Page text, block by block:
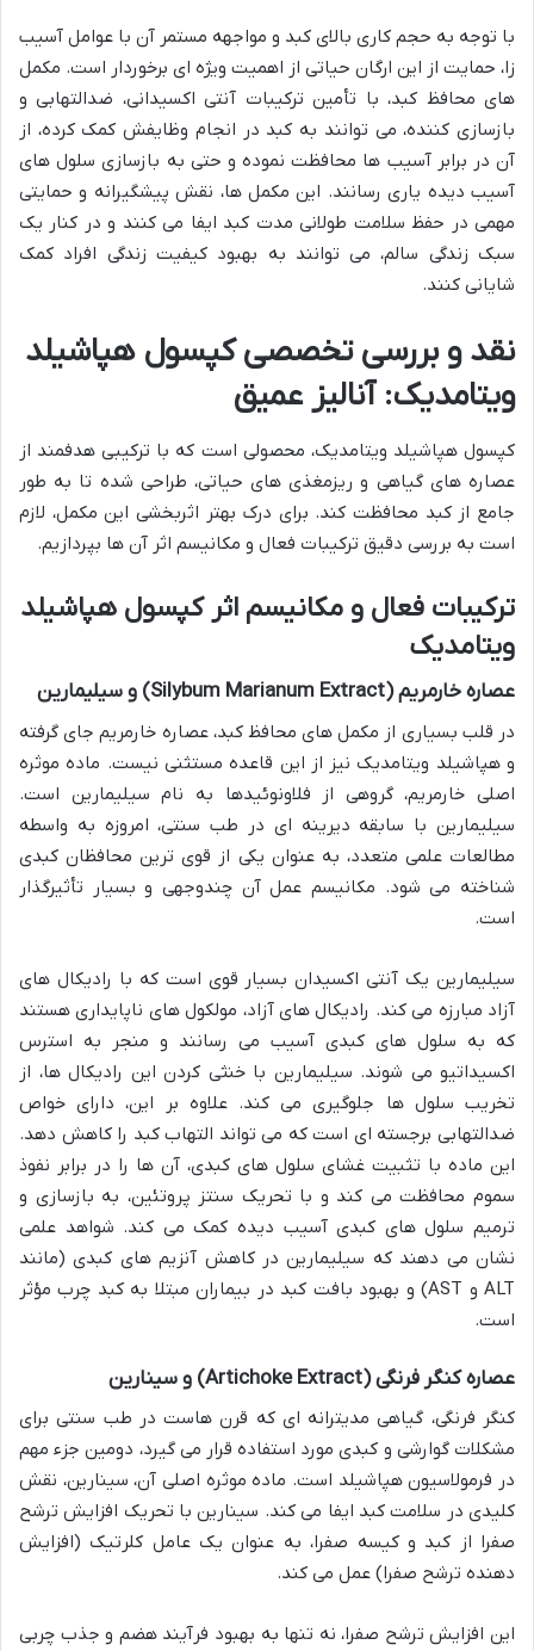
با توجه به حجم کاری بالای کبد و مواجهه مستمر آن با عوامل آسیب
زا، حمایت از این ارگان حیاتی از اهمیت ویژه ای برخوردار است. مکمل
های محافظ کبد، با تأمین ترکیبات آنتی اکسیدانی، ضدالتهابی و
بازسازی کننده، می توانند به کبد در انجام وظایفش کمک کرده، از
آن در برابر آسیب ها محافظت نموده و حتی به بازسازی سلول های
آسیب دیده یاری رسانند. این مکمل ها، نقش پیشگیرانه و حمایتی
مهمی در حفظ سلامت طولانی مدت کبد ایفا می کنند و در کنار یک
سبک زندگی سالم، می توانند به بهبود کیفیت زندگی افراد کمک
شایانی کنند.
نقد و بررسی تخصصی کپسول هپاشیلد
ویتامدیک: آنالیز عمیق
کپسول هپاشیلد ویتامدیک، محصولی است که با ترکیبی هدفمند از
عصاره های گیاهی و ریزمغذی های حیاتی، طراحی شده تا به طور
جامع از کبد محافظت کند. برای درک بهتر اثربخشی این مکمل، لازم
است به بررسی دقیق ترکیبات فعال و مکانیسم اثر آن ها بپردازیم.
ترکیبات فعال و مکانیسم اثر کپسول هپاشیلد
ویتامدیک
عصاره خارمریم (Silybum Marianum Extract) و سیلیمارین
در قلب بسیاری از مکمل های محافظ کبد، عصاره خارمریم جای گرفته
و هپاشیلد ویتامدیک نیز از این قاعده مستثنی نیست. ماده موثره
اصلی خارمریم، گروهی از فلاونوئیدها به نام سیلیمارین است.
سیلیمارین با سابقه دیرینه ای در طب سنتی، امروزه به واسطه
مطالعات علمی متعدد، به عنوان یکی از قوی ترین محافظان کبدی
شناخته می شود. مکانیسم عمل آن چندوجهی و بسیار تأثیرگذار
است.
سیلیمارین یک آنتی اکسیدان بسیار قوی است که با رادیکال های
آزاد مبارزه می کند. رادیکال های آزاد، مولکول های ناپایداری هستند
که به سلول های کبدی آسیب می رسانند و منجر به استرس
اکسیداتیو می شوند. سیلیمارین با خنثی کردن این رادیکال ها، از
تخریب سلول ها جلوگیری می کند. علاوه بر این، دارای خواص
ضدالتهابی برجسته ای است که می تواند التهاب کبد را کاهش دهد.
این ماده با تثبیت غشای سلول های کبدی، آن ها را در برابر نفوذ
سموم محافظت می کند و با تحریک سنتز پروتئین، به بازسازی و
ترمیم سلول های کبدی آسیب دیده کمک می کند. شواهد علمی
نشان می دهند که سیلیمارین در کاهش آنزیم های کبدی (مانند
ALT و AST) و بهبود بافت کبد در بیماران مبتلا به کبد چرب مؤثر
است.
عصاره کنگر فرنگی (Artichoke Extract) و سینارین
کنگر فرنگی، گیاهی مدیترانه ای که قرن هاست در طب سنتی برای
مشکلات گوارشی و کبدی مورد استفاده قرار می گیرد، دومین جزء مهم
در فرمولاسیون هپاشیلد است. ماده موثره اصلی آن، سینارین، نقش
کلیدی در سلامت کبد ایفا می کند. سینارین با تحریک افزایش ترشح
صفرا از کبد و کیسه صفرا، به عنوان یک عامل کلرتیک (افزایش
دهنده ترشح صفرا) عمل می کند.
این افزایش ترشح صفرا، نه تنها به بهبود فرآیند هضم و جذب چربی